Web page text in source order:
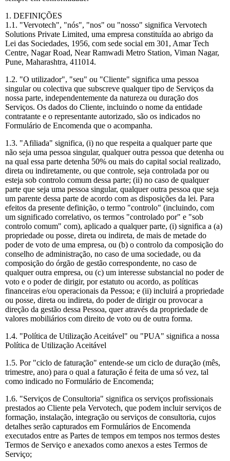
1. DEFINIÇÕES
1.1. "Vervotech", "nós", "nos" ou "nosso" significa Vervotech
Solutions Private Limited, uma empresa constituída ao abrigo da
Lei das Sociedades, 1956, com sede social em 301, Amar Tech
Centre, Nagar Road, Near Ramwadi Metro Station, Viman Nagar,
Pune, Maharashtra, 411014.
1.2. "O utilizador", "seu" ou "Cliente" significa uma pessoa
singular ou colectiva que subscreve qualquer tipo de Serviços da
nossa parte, independentemente da natureza ou duração dos
Serviços. Os dados do Cliente, incluindo o nome da entidade
contratante e o representante autorizado, são os indicados no
Formulário de Encomenda que o acompanha.
1.3. "Afiliada" significa, (i) no que respeita a qualquer parte que
não seja uma pessoa singular, qualquer outra pessoa que detenha ou
na qual essa parte detenha 50% ou mais do capital social realizado,
direta ou indiretamente, ou que controle, seja controlada por ou
esteja sob controlo comum dessa parte; (ii) no caso de qualquer
parte que seja uma pessoa singular, qualquer outra pessoa que seja
um parente dessa parte de acordo com as disposições da lei. Para
efeitos da presente definição, o termo "controlo" (incluindo, com
um significado correlativo, os termos "controlado por" e "sob
controlo comum" com), aplicado a qualquer parte, (i) significa a (a)
propriedade ou posse, direta ou indireta, de mais de metade do
poder de voto de uma empresa, ou (b) o controlo da composição do
conselho de administração, no caso de uma sociedade, ou da
composição do órgão de gestão correspondente, no caso de
qualquer outra empresa, ou (c) um interesse substancial no poder de
voto e o poder de dirigir, por estatuto ou acordo, as políticas
financeiras e/ou operacionais da Pessoa; e (ii) incluirá a propriedade
ou posse, direta ou indireta, do poder de dirigir ou provocar a
direção da gestão dessa Pessoa, quer através da propriedade de
valores mobiliários com direito de voto ou de outra forma.
1.4. "Política de Utilização Aceitável" ou "PUA" significa a nossa
Política de Utilização Aceitável
1.5. Por "ciclo de faturação" entende-se um ciclo de duração (mês,
trimestre, ano) para o qual a faturação é feita de uma só vez, tal
como indicado no Formulário de Encomenda;
1.6. "Serviços de Consultoria" significa os serviços profissionais
prestados ao Cliente pela Vervotech, que podem incluir serviços de
formação, instalação, integração ou serviços de consultoria, cujos
detalhes serão capturados em Formulários de Encomenda
executados entre as Partes de tempos em tempos nos termos destes
Termos de Serviço e anexados como anexos a estes Termos de
Serviço;